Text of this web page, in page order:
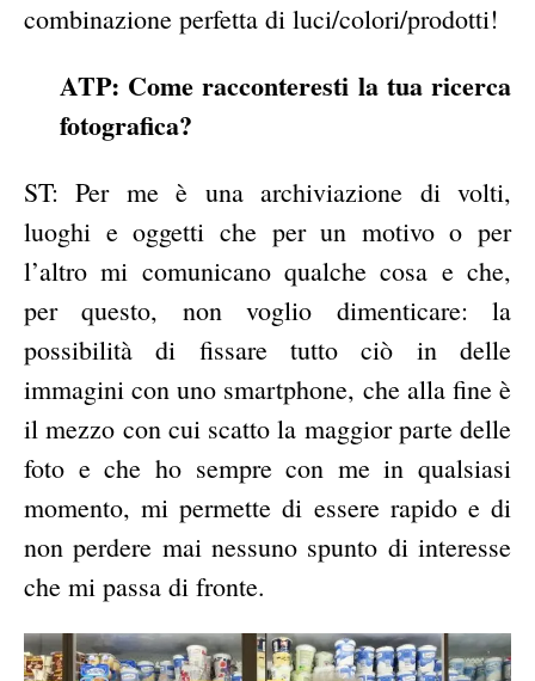
combinazione perfetta di luci/colori/prodotti!
ATP: Come racconteresti la tua ricerca
fotografica?
ST: Per me è una archiviazione di volti,
luoghi e oggetti che per un motivo o per
l’altro mi comunicano qualche cosa e che,
per questo, non voglio dimenticare: la
possibilità di fissare tutto ciò in delle
immagini con uno smartphone, che alla fine è
il mezzo con cui scatto la maggior parte delle
foto e che ho sempre con me in qualsiasi
momento, mi permette di essere rapido e di
non perdere mai nessuno spunto di interesse
che mi passa di fronte.